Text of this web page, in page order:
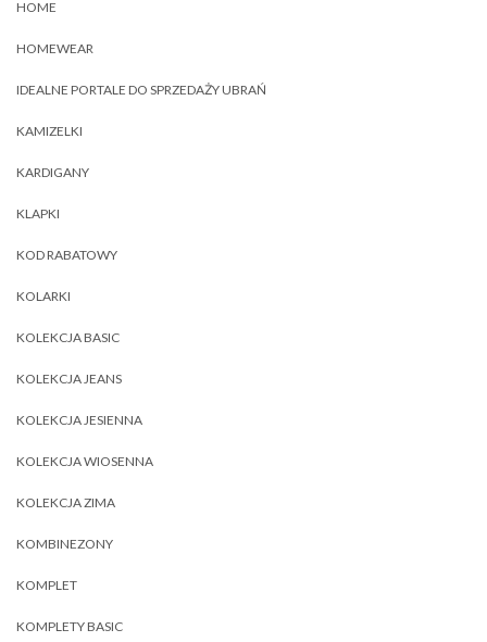
HOME
HOMEWEAR
IDEALNE PORTALE DO SPRZEDAŻY UBRAŃ
KAMIZELKI
KARDIGANY
KLAPKI
KOD RABATOWY
KOLARKI
KOLEKCJA BASIC
KOLEKCJA JEANS
KOLEKCJA JESIENNA
KOLEKCJA WIOSENNA
KOLEKCJA ZIMA
KOMBINEZONY
KOMPLET
KOMPLETY BASIC